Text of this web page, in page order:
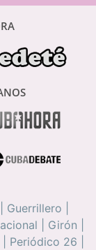
Guerrillero
Girón
Periódico 26